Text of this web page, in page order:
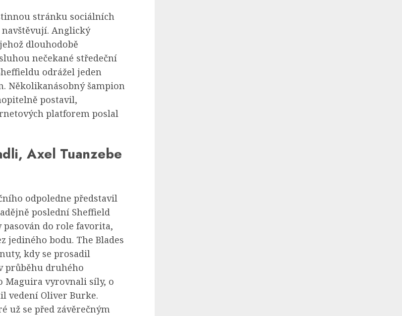
stránku sociálních
Anglický
dlouhodobě
nečekané středeční
odrážel jeden
Několikanásobný šampion
postavil,
platforem poslal
Axel Tuanzebe
odpoledne představil
poslední Sheffield
pasován do role favorita,
jediného bodu. The Blades
kdy se prosadil
průběhu druhého
Maguira vyrovnali síly, o
vedení Oliver Burke.
už se před závěrečným